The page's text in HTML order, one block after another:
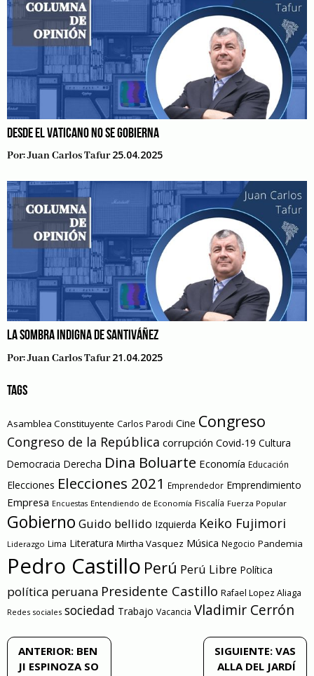
DESDE EL VATICANO NO SE GOBIERNA
Por:Juan Carlos Tafur 25.04.2025
LA SOMBRA INDIGNA DE SANTIVÁÑEZ
Por:Juan Carlos Tafur 21.04.2025
TAGS
Asamblea Constituyente Carlos Parodi Cine Congreso
Congreso de la República corrupción Covid-19 Cultura
Democracia Derecha Dina Boluarte Economía Educación
Elecciones Elecciones 2021 Emprendedor Emprendimiento
Empresa Encuestas Entendiendo de Economía Fiscalía Fuerza Popular
Gobierno Guido bellido Izquierda Keiko Fujimori
Liderazgo Lima Literatura Mirtha Vasquez Música Negocio Pandemia
Pedro Castillo Perú Perú Libre Política
política peruana Presidente Castillo Rafael Lopez Aliaga
Redes sociales sociedad Trabajo Vacancia Vladimir Cerrón
Navegación
ANTERIOR: BEN
JI ESPINOZA SO
SIGUIENTE: VAS
ALLA DEL JARDÍ